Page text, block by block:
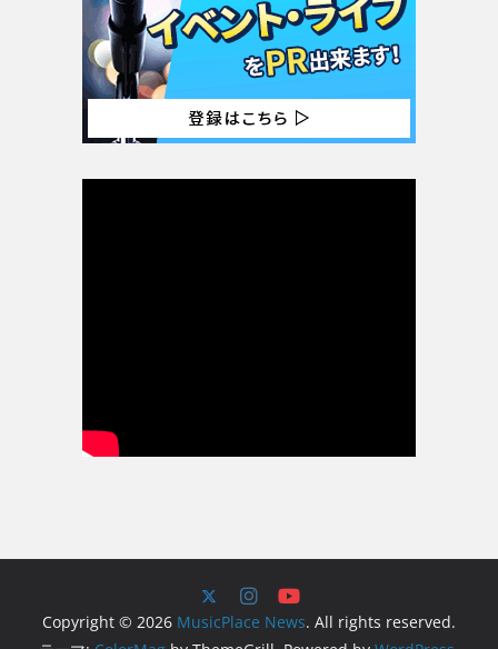
Copyright © 2026 MusicPlace News. All rights reserved.